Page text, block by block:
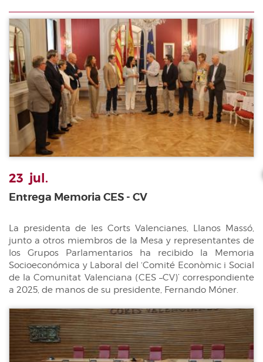
23 jul.
Entrega Memoria CES - CV
La presidenta de les Corts Valencianes, Llanos Massó,
junto a otros miembros de la Mesa y representantes de
los Grupos Parlamentarios ha recibido la Memoria
Socioeconómica y Laboral del ‘Comité Econòmic i Social
de la Comunitat Valenciana (CES –CV)’ correspondiente
a 2025, de manos de su presidente, Fernando Móner.